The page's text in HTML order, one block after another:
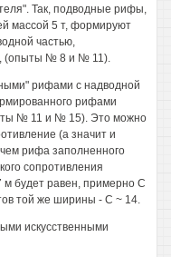
Так, подводные рифы,
массой 5 т, формируют
частью,
(опыты № 8 и № 11).
рифами с надводной
рифами
№ 11 и № 15). Это можно
(а значит и
рифа заполненного
сопротивления
м будет равен, примерно С
той же ширины - С ~ 14.
искусственными